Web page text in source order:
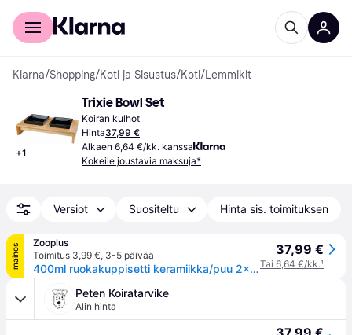
Kuluttajille
Klarna/Shopping/Koti ja Sisustus/Koti/Lemmikit
+1
Trixie Bowl Set
Koiran kulhot
Hinta37,99 €
Alkaen 6,64 €/kk. kanssa
Kokeile joustavia maksuja*
Versiot Suositeltu Hinta sis. toimituksen
mainos
Zooplus
Toimitus 3,99 €, 3-5 päivää
400ml ruokakuppisetti keramiikka/puu 2×P36×L19×K7cm Trixie koiralle
37,99 €
Tai 6,64 €/kk.¹
Peten Koiratarvike
Alin hinta